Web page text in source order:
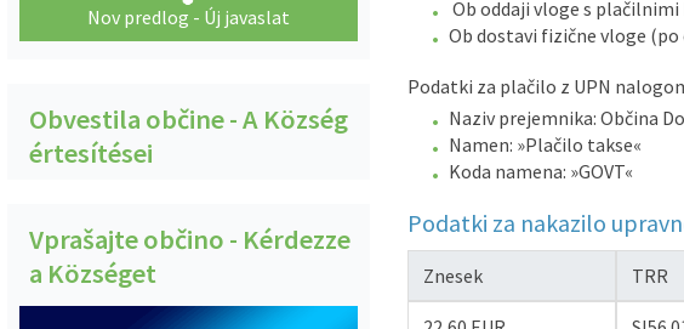
Ob oddaji vloge s
Ob dostavi fizične vloge
Podatki za plačilo z UPN
Naziv prejemnika: Občina
Namen: »Plačilo takse«
Koda namena: »GOVT«
Podatki za nakazilo
Znesek TRR
Nov predlog - Új javaslat
Obvestila občine - A Község
értesítései
Vprašajte občino - Kérdezze
a Községet